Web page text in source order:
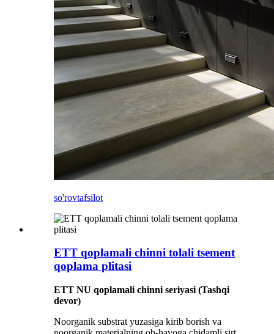
so'rovtafsilot
ETT qoplamali chinni tolali tsement
qoplama plitasi
ETT NU qoplamali chinni seriyasi (Tashqi
devor)
Noorganik substrat yuzasiga kirib borish va